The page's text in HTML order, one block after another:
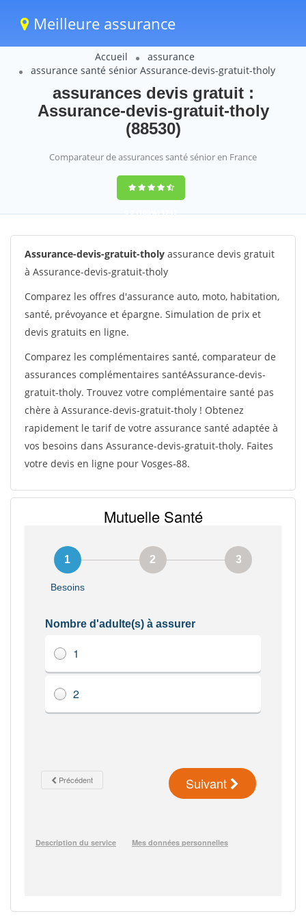
Meilleure assurance
Accueil
assurance
assurance santé sénior Assurance-devis-gratuit-tholy
assurances devis gratuit :
Assurance-devis-gratuit-tholy
(88530)
Comparateur de assurances santé sénior en France
9,2(100%)1242
votes
Assurance-devis-gratuit-tholy assurance devis gratuit
à Assurance-devis-gratuit-tholy
Comparez les offres d'assurance auto, moto, habitation,
santé, prévoyance et épargne. Simulation de prix et
devis gratuits en ligne.
Comparez les complémentaires santé, comparateur de
assurances complémentaires santéAssurance-devis-
gratuit-tholy. Trouvez votre complémentaire santé pas
chère à Assurance-devis-gratuit-tholy ! Obtenez
rapidement le tarif de votre assurance santé adaptée à
vos besoins dans Assurance-devis-gratuit-tholy. Faites
votre devis en ligne pour Vosges-88.